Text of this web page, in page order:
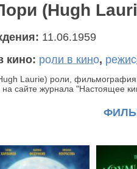
(Hugh
11.06.1959
кино: роли в кино,
Laurie) роли,
на сайте журнала "Настоящее